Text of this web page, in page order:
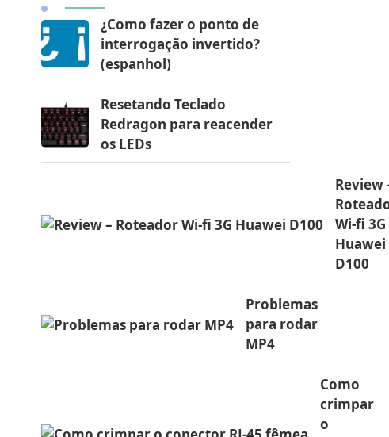
¿Como fazer o ponto de
interrogação invertido?
(espanhol)
Resetando Teclado
Redragon para reacender
os LEDs
Review
Wi-fi 3G
Huawei
D100
Problemas
para rodar
MP4
Como
crimpar
o